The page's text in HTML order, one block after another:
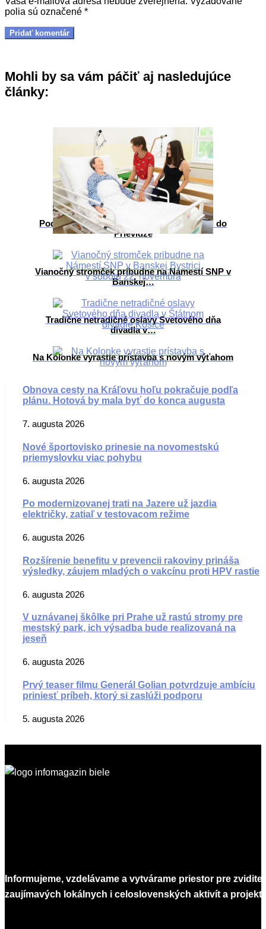
polia sú označené *
Mohli by sa vám páčiť aj nasledujúce
články:
Poď študovať na novú zdravotnícku školu do
Prievidze
Vianočný stromček pribudne na Námestí SNP v
Banskej…
Tradične netradičné oslavy Svetového dňa
divadla v…
Na Kolonke vyrastie prístavba s novým výťahom
Obnova cesty na Kráľovu hoľu pokračuje podľa
plánu. Hotová by mala byť do konca augusta
7. augusta 2026
Nové športovisko prinesie na novomestskú
priemyslovku viac pohybu
6. augusta 2026
Po modernizovanej trati na Jazere už jazdia
električky, zatiaľ v testovacom režime
6. augusta 2026
Rozšírenie benefitu v prevencii rakoviny prináša
výsledky, záujem mladých o vakcínu proti HPV rastie
6. augusta 2026
V uznávanej škôlke pri Prahe už rastú stromy pre
mestský park, ich výsadba bude realizovaná na
jeseň
6. augusta 2026
Prvý teaser filmu Generál Golian potvrdzuje ambíciu
priniesť príbeh, ktorý si zaslúži podporu
5. augusta 2026
Informujeme, vzdelávame a vytvárame priestor pre
zaujímavých lokálnych i celoslovenských aktivít a